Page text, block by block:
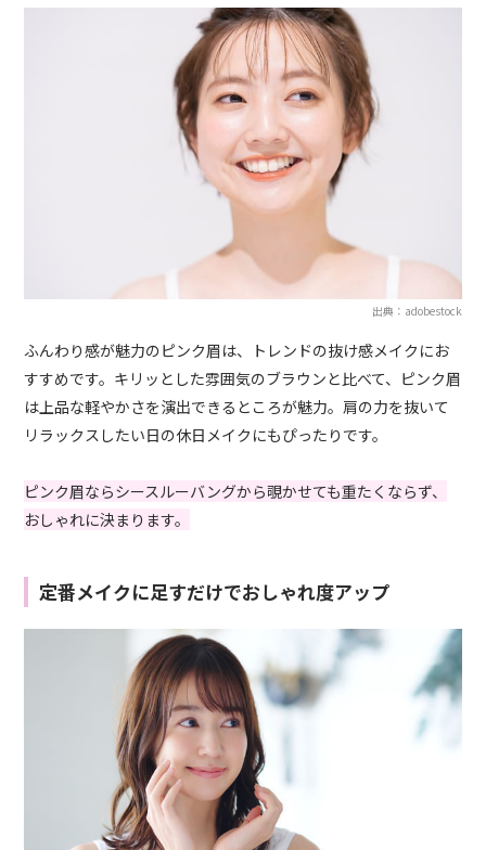
出典：adobestock
ふんわり感が魅力のピンク眉は、トレンドの抜け感メイクにお
すすめです。キリッとした雰囲気のブラウンと比べて、ピンク眉
は上品な軽やかさを演出できるところが魅力。肩の力を抜いて
リラックスしたい日の休日メイクにもぴったりです。
ピンク眉ならシースルーバングから覗かせても重たくならず、
おしゃれに決まります。
定番メイクに足すだけでおしゃれ度アップ